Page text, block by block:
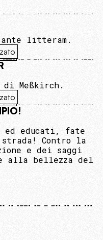
ante litteram.
Meßkirch.
ed educati, fate
strada! Contro la
e dei saggi
alla bellezza del